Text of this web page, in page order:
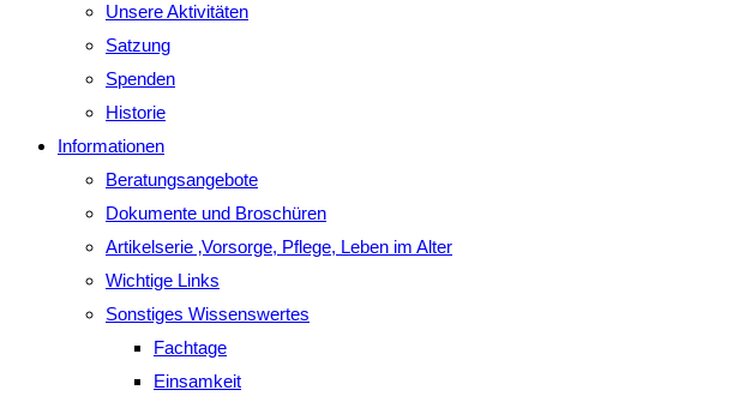
Unsere Aktivitäten
Satzung
Spenden
Historie
Informationen
Beratungsangebote
Dokumente und Broschüren
Artikelserie ‚Vorsorge, Pflege, Leben im Alter
Wichtige Links
Sonstiges Wissenswertes
Fachtage
Einsamkeit